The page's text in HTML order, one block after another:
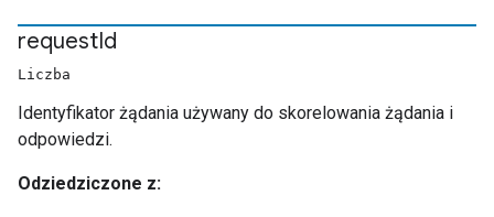
requestId
Liczba
Identyfikator żądania używany do skorelowania żądania i
odpowiedzi.
Odziedziczone z: